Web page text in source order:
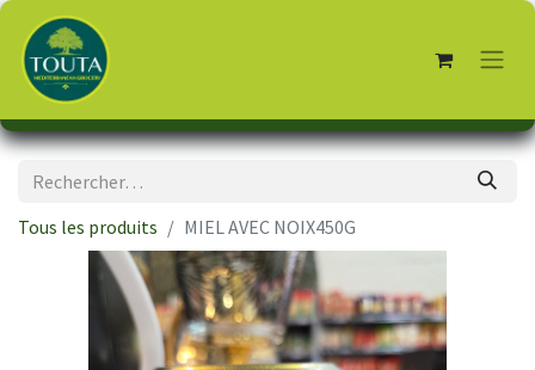
Tous les produits MIEL AVEC NOIX450G